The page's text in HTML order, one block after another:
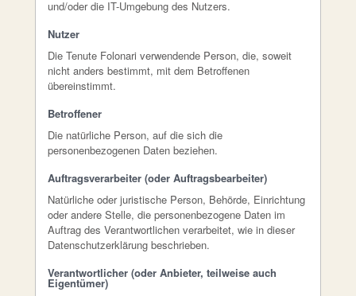
und/oder die IT-Umgebung des Nutzers.
Nutzer
Die Tenute Folonari verwendende Person, die, soweit
nicht anders bestimmt, mit dem Betroffenen
übereinstimmt.
Betroffener
Die natürliche Person, auf die sich die
personenbezogenen Daten beziehen.
Auftragsverarbeiter (oder Auftragsbearbeiter)
Natürliche oder juristische Person, Behörde, Einrichtung
oder andere Stelle, die personenbezogene Daten im
Auftrag des Verantwortlichen verarbeitet, wie in dieser
Datenschutzerklärung beschrieben.
Verantwortlicher (oder Anbieter, teilweise auch
Eigentümer)